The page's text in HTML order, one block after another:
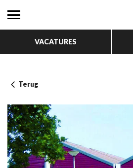
VACATURES
Terug